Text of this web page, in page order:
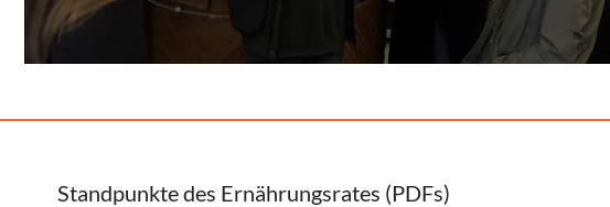
Standpunkte des Ernährungsrates (PDFs)